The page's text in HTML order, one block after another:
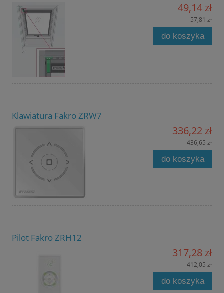
49,14 zł
57,81 zł
do koszyka
Klawiatura Fakro ZRW7
336,22 zł
436,65 zł
do koszyka
Pilot Fakro ZRH12
317,28 zł
412,05 zł
do koszyka